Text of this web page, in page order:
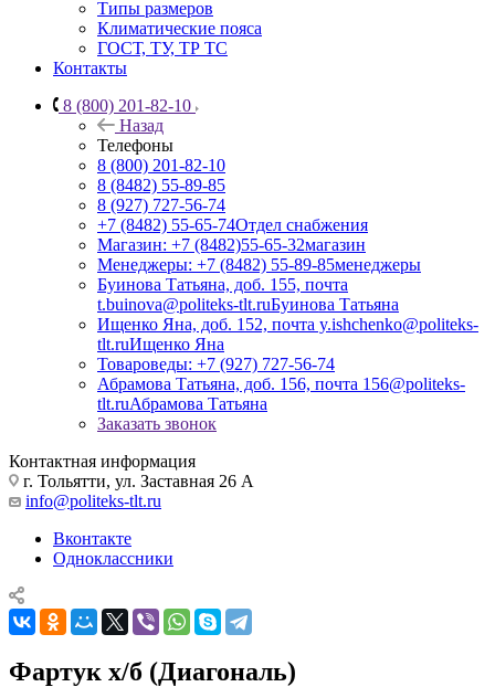
Типы размеров
Климатические пояса
ГОСТ, ТУ, ТР ТС
Контакты
8 (800) 201-82-10
Назад
Телефоны
8 (800) 201-82-10
8 (8482) 55-89-85
8 (927) 727-56-74
+7 (8482) 55-65-74Отдел снабжения
Магазин: +7 (8482)55-65-32магазин
Менеджеры: +7 (8482) 55-89-85менеджеры
Буинова Татьяна, доб. 155, почта
t.buinova@politeks-tlt.ruБуинова Татьяна
Ищенко Яна, доб. 152, почта y.ishchenko@politeks-
tlt.ruИщенко Яна
Товароведы: +7 (927) 727-56-74
Абрамова Татьяна, доб. 156, почта 156@politeks-
tlt.ruАбрамова Татьяна
Заказать звонок
Контактная информация
г. Тольятти, ул. Заставная 26 А
info@politeks-tlt.ru
Вконтакте
Одноклассники
Фартук х/б (Диагональ)